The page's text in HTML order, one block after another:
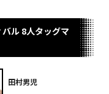
ル 8人タッグマ
田村男児